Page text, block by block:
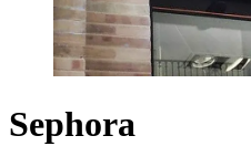
Sephora